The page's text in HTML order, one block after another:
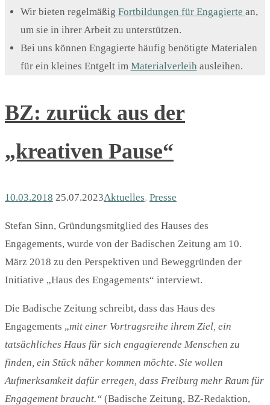
Wir bieten regelmäßig Fortbildungen für Engagierte an,
um sie in ihrer Arbeit zu unterstützen.
Bei uns können Engagierte häufig benötigte Materialen
für ein kleines Entgelt im Materialverleih ausleihen.
BZ: zurück aus der
„kreativen Pause“
10.03.2018 25.07.2023Aktuelles, Presse
Stefan Sinn, Gründungsmitglied des Hauses des
Engagements, wurde von der Badischen Zeitung am 10.
März 2018 zu den Perspektiven und Beweggründen der
Initiative „Haus des Engagements“ interviewt.
Die Badische Zeitung schreibt, dass das Haus des
Engagements „mit einer Vortragsreihe ihrem Ziel, ein
tatsächliches Haus für sich engagierende Menschen zu
finden, ein Stück näher kommen möchte. Sie wollen
Aufmerksamkeit dafür erregen, dass Freiburg mehr Raum für
Engagement braucht.“ (Badische Zeitung, BZ-Redaktion,